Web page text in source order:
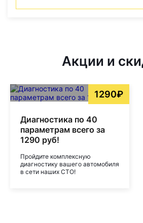
Акции и
1290₽
Диагностика по 40
параметрам всего за
1290 руб!
Пройдите комплексную
диагностику вашего автомобиля
в сети наших СТО!